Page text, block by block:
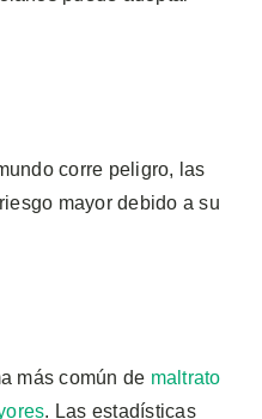
corre peligro, las
mayor debido a su
más común de maltrato
. Las estadísticas